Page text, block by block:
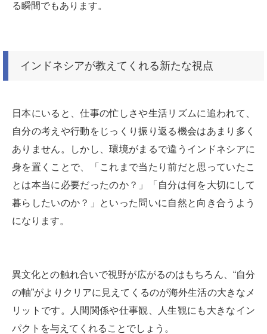
る瞬間でもあります。
インドネシアが教えてくれる新たな視点
日本にいると、仕事の忙しさや生活リズムに追われて、
自分の考えや行動をじっくり振り返る機会はあまり多く
ありません。しかし、環境がまるで違うインドネシアに
身を置くことで、「これまで当たり前だと思っていたこ
とは本当に必要だったのか？」「自分は何を大切にして
暮らしたいのか？」といった問いに自然と向き合うよう
になります。
異文化との触れ合いで視野が広がるのはもちろん、“自分
の軸”がよりクリアに見えてくるのが海外生活の大きなメ
リットです。人間関係や仕事観、人生観にも大きなイン
パクトを与えてくれることでしょう。